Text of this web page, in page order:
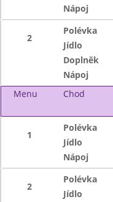
Nápoj
2
Polévka
Jídlo
Doplněk
Nápoj
Menu
Chod
1
Polévka
Jídlo
Nápoj
2
Polévka
Jídlo